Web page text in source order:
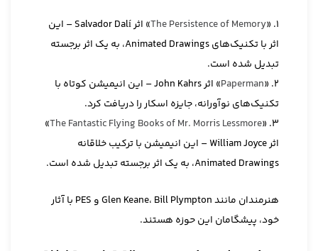
1. «
The Persistence of Memory
» اثر Salvador Dalí – این
اثر با تکنیک‌های Animated Drawings، به یک اثر برجسته
تبدیل شده است.
2. «
Paperman
» اثر John Kahrs – این انیمیشن کوتاه با
تکنیک‌های نوآورانه، جایزه اسکار را دریافت کرد.
3. «
The Fantastic Flying Books of Mr. Morris Lessmore
»
اثر William Joyce – این انیمیشن با ترکیب خلاقانه
Animated Drawings، به یک اثر برجسته تبدیل شده است.
هنرمندان مانند Glen Keane، Bill Plympton و PES با آثار
خود، پیشگامان این حوزه هستند.